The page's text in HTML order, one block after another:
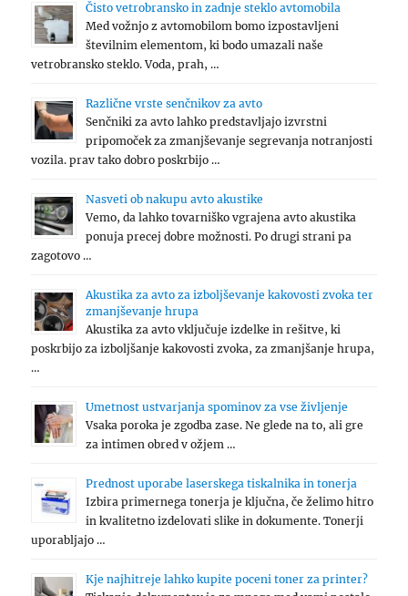
Čisto vetrobransko in zadnje steklo avtomobila
Med vožnjo z avtomobilom bomo izpostavljeni
številnim elementom, ki bodo umazali naše
vetrobransko steklo. Voda, prah, …
Različne vrste senčnikov za avto
Senčniki za avto lahko predstavljajo izvrstni
pripomoček za zmanjševanje segrevanja notranjosti
vozila. prav tako dobro poskrbijo …
Nasveti ob nakupu avto akustike
Vemo, da lahko tovarniško vgrajena avto akustika
ponuja precej dobre možnosti. Po drugi strani pa
zagotovo …
Akustika za avto za izboljševanje kakovosti zvoka ter
zmanjševanje hrupa
Akustika za avto vključuje izdelke in rešitve, ki
poskrbijo za izboljšanje kakovosti zvoka, za zmanjšanje hrupa,
…
Umetnost ustvarjanja spominov za vse življenje
Vsaka poroka je zgodba zase. Ne glede na to, ali gre
za intimen obred v ožjem …
Prednost uporabe laserskega tiskalnika in tonerja
Izbira primernega tonerja je ključna, če želimo hitro
in kvalitetno izdelovati slike in dokumente. Tonerji
uporabljajo …
Kje najhitreje lahko kupite poceni toner za printer?